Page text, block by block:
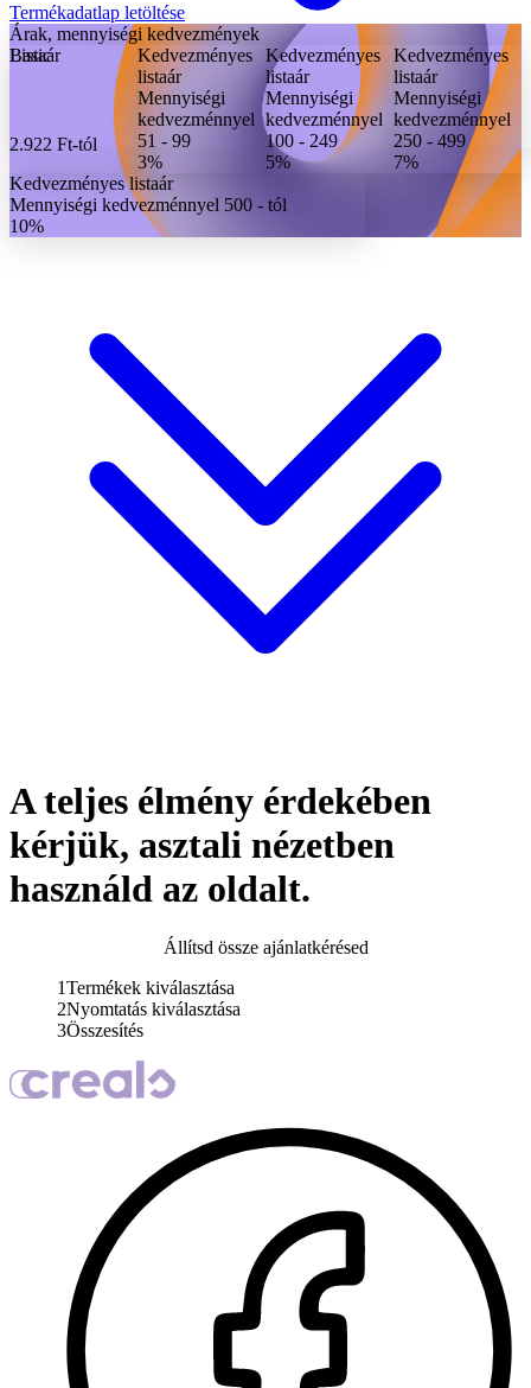
Termékadatlap letöltése
Árak, mennyiségi kedvezmények
Basic
Listaár
2.922 Ft-tól
Kedvezményes
listaár
Mennyiségi
kedvezménnyel
51 - 99
3%
Kedvezményes
listaár
Mennyiségi
kedvezménnyel
100 - 249
5%
Kedvezményes
listaár
Mennyiségi
kedvezménnyel
250 - 499
7%
Kedvezményes listaár
Mennyiségi kedvezménnyel 500 - tól
10%
A teljes élmény érdekében
kérjük, asztali nézetben
használd az oldalt.
Állítsd össze ajánlatkérésed
1Termékek kiválasztása
2Nyomtatás kiválasztása
3Összesítés